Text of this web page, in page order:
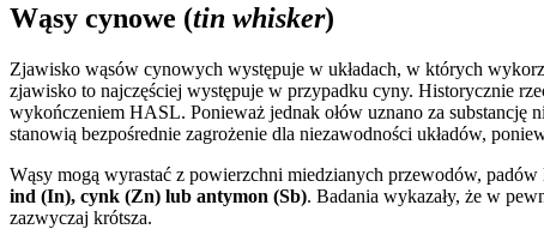
Wąsy cynowe (tin whisker)
Zjawisko wąsów cynowych występuje w układach, w których
zjawisko to najczęściej występuje w przypadku cyny. Historycznie
wykończeniem HASL. Ponieważ jednak ołów uznano za
stanowią bezpośrednie zagrożenie dla niezawodności układów,
Wąsy mogą wyrastać z powierzchni miedzianych przewodów,
ind (In), cynk (Zn) lub antymon (Sb). Badania wykazały, że w
zazwyczaj krótsza.